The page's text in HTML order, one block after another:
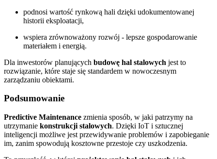
podnosi wartość rynkową hali dzięki udokumentowanej
historii eksploatacji,
wspiera zrównoważony rozwój - lepsze gospodarowanie
materiałem i energią.
Dla inwestorów planujących budowę hal stalowych jest to
rozwiązanie, które staje się standardem w nowoczesnym
zarządzaniu obiektami.
Podsumowanie
Predictive Maintenance zmienia sposób, w jaki patrzymy na
utrzymanie konstrukcji stalowych. Dzięki IoT i sztucznej
inteligencji możliwe jest przewidywanie problemów i zapobieganie
im, zanim spowodują kosztowne przestoje czy uszkodzenia.